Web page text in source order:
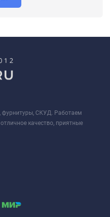
фурнитуры, СКУД. Работаем
качество, приятные